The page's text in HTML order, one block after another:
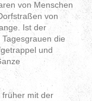
von Menschen
von
Ist der
die
und
früher mit der